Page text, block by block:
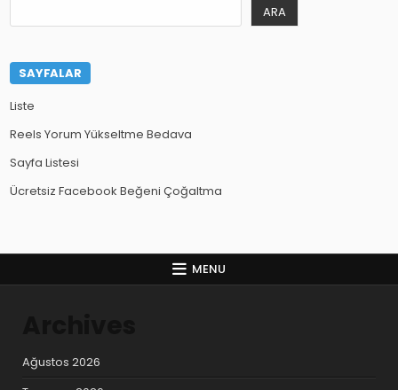
ARA
SAYFALAR
Liste
Reels Yorum Yükseltme Bedava
Sayfa Listesi
Ücretsiz Facebook Beğeni Çoğaltma
MENU
Ağustos 2026